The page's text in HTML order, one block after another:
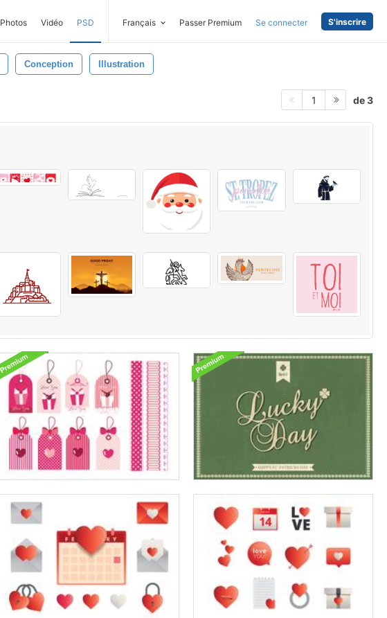
Photos Vidéo PSD Français Passer Premium Se connecter S'inscrire
Conception Illustration
1 de 3